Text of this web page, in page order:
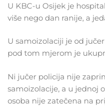
U KBC-u Osijek je
više nego dan ranije, a
U samoizolaciji je od
pod tom mjerom je
Ni jučer policija nije
samoizolacije, a u jednoj
osoba nije zatečena na